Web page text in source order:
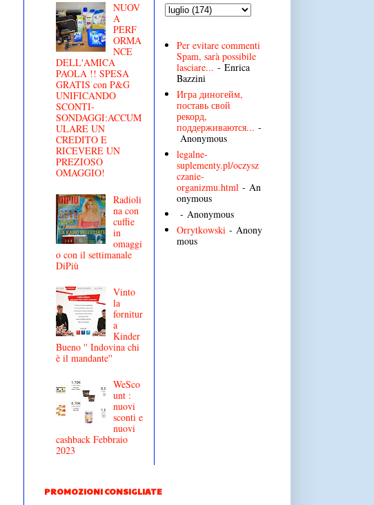
NUOV
A
PERF
ORMA
NCE
DELL'AMICA
PAOLA !! SPESA
GRATIS con P&G
UNIFICANDO
SCONTI-
SONDAGGI:ACCUM
ULARE UN
CREDITO E
RICEVERE UN
PREZIOSO
OMAGGIO!
Radioli
na con
cuffie
in
omaggi
o con il settimanale
DiPiù
Vinto
la
fornitur
a
Kinder
Bueno '' Indovina chi
è il mandante''
WeSco
unt :
nuovi
sconti e
nuovi
cashback Febbraio
2023
Per evitare commenti
Spam, sarà possibile
lasciare... - Enrica
Bazzini
Игра диногейм,
поставь свой
рекорд,
поддерживаются... -
Anonymous
legalne-
suplementy.pl/oczysz
czanie-
organizmu.html - An
onymous
- Anonymous
Orrytkowski - Anony
mous
PROMOZIONI CONSIGLIATE